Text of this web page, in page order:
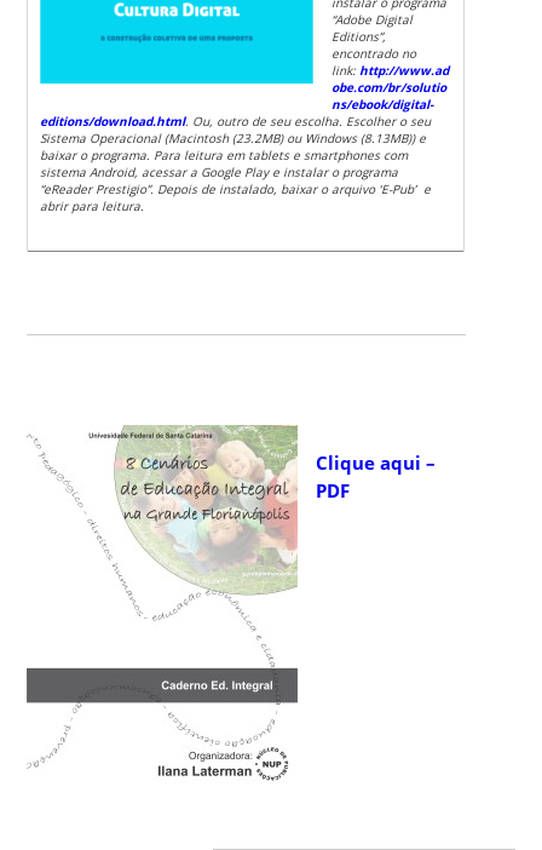
“Adobe Digital
Editions”,
encontrado no
link: http://www.ad
obe.com/br/solutio
ns/ebook/digital-
editions/download.html. Ou, outro de seu escolha. Escolher o seu
Sistema Operacional (Macintosh (23.2MB) ou Windows (8.13MB)) e
baixar o programa. Para leitura em tablets e smartphones com
sistema Android, acessar a Google Play e instalar o programa
“eReader Prestigio”. Depois de instalado, baixar o arquivo ‘E-Pub’ e
abrir para leitura.
Clique aqui –
PDF